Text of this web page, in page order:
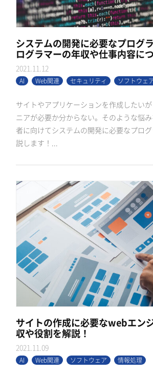
システムの開発に必要なプログ
ログラマーの年収や仕事内容に
2021.11.12
AI Web関連 セキュリティ ソフトウェ
サイトやアプリケーションを作成したい
ニアが必要か分からない。そのような悩
者に向けてシステムの開発に必要なプロ
説します！...
サイトの作成に必要なwebエン
収や役割を解説！
2021.11.09
AI Web関連 ソフトウェア 情報処理